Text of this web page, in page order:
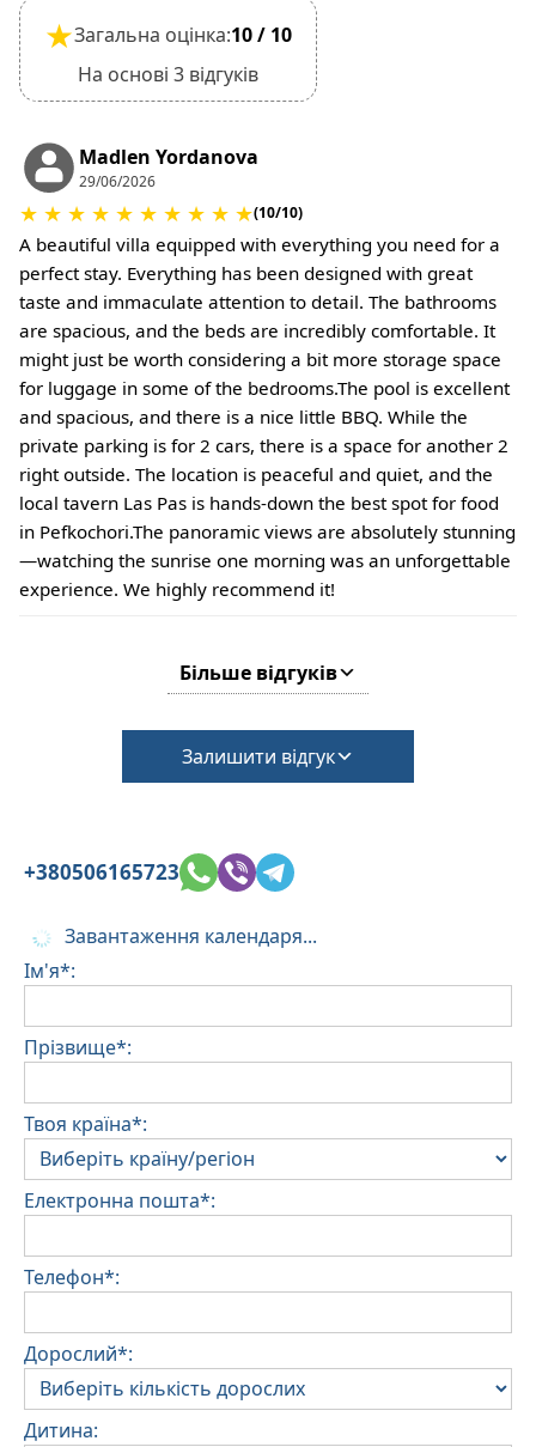
★Загальна оцінка:10 / 10
На основі 3 відгуків
Madlen Yordanova
29/06/2026
★ ★ ★ ★ ★ ★ ★ ★ ★ ★(10/10)
A beautiful villa equipped with everything you need for a
perfect stay. Everything has been designed with great
taste and immaculate attention to detail. The bathrooms
are spacious, and the beds are incredibly comfortable. It
might just be worth considering a bit more storage space
for luggage in some of the bedrooms. ​The pool is excellent
and spacious, and there is a nice little BBQ. While the
private parking is for 2 cars, there is a space for another 2
right outside. The location is peaceful and quiet, and the
local tavern Las Pas is hands-down the best spot for food
in Pefkochori. ​The panoramic views are absolutely stunning
—watching the sunrise one morning was an unforgettable
experience. We highly recommend it!
Більше відгуків
Залишити відгук
+380506165723
Завантаження календаря...
Ім'я*:
Прізвище*:
Твоя країна*:
Електронна пошта*:
Телефон*:
Дорослий*:
Дитина: